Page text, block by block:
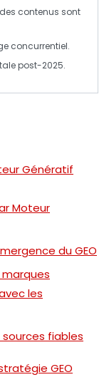
contenus sont
concurrentiel.
post-2025.
Génératif
Moteur
du GEO
marques
les
fiables
GEO